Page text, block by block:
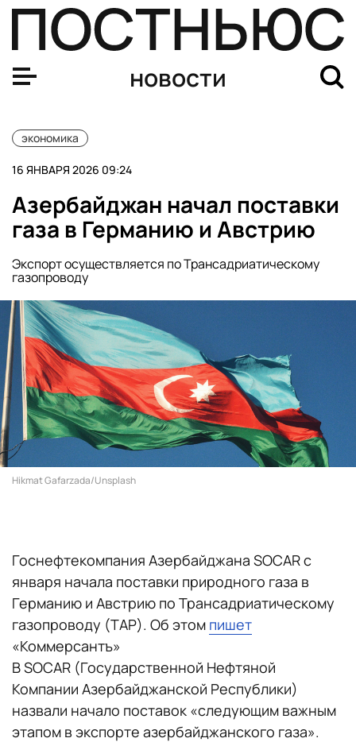
новости
экономика
16 ЯНВАРЯ 2026 09:24
Азербайджан начал поставки
газа в Германию и Австрию
Экспорт осуществляется по Трансадриатическому
газопроводу
Hikmat Gafarzada/Unsplash
Госнефтекомпания Азербайджана SOCAR с
января начала поставки природного газа в
Германию и Австрию по Трансадриатическому
газопроводу (TAP). Об этом пишет
«Коммерсантъ»
В SOCAR (Государственной Нефтяной
Компании Азербайджанской Республики)
назвали начало поставок «следующим важным
этапом в экспорте азербайджанского газа».
Российский бюджет получил 7,8 млрд руб. от